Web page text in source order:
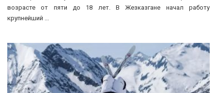
возрасте от пяти до 18 лет. В Жезказгане начал работу
крупнейший ...